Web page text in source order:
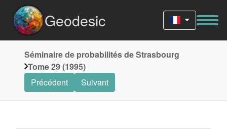
Geodesic
Séminaire de probabilités de Strasbourg
Tome 29 (1995)
Précédent
Suivant